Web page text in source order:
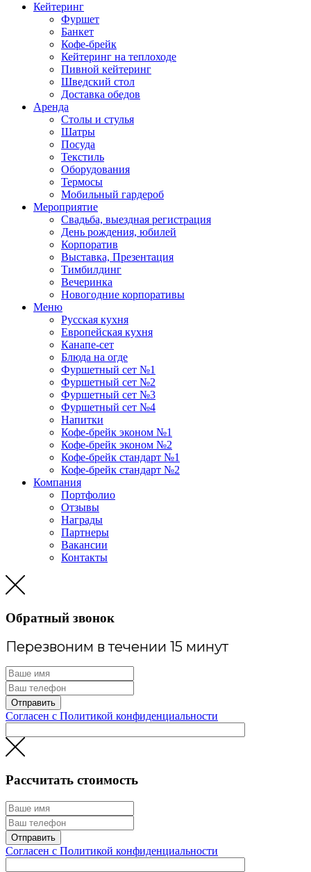
Кейтеринг
Фуршет
Банкет
Кофе-брейк
Кейтеринг на теплоходе
Пивной кейтеринг
Шведский стол
Доставка обедов
Аренда
Столы и стулья
Шатры
Посуда
Текстиль
Оборудования
Термосы
Мобильный гардероб
Мероприятие
Свадьба, выездная регистрация
День рождения, юбилей
Корпоратив
Выставка, Презентация
Тимбилдинг
Вечеринка
Новогодние корпоративы
Меню
Русская кухня
Европейская кухня
Канапе-сет
Блюда на огде
Фуршетный сет №1
Фуршетный сет №2
Фуршетный сет №3
Фуршетный сет №4
Напитки
Кофе-брейк эконом №1
Кофе-брейк эконом №2
Кофе-брейк стандарт №1
Кофе-брейк стандарт №2
Компания
Портфолио
Отзывы
Награды
Партнеры
Вакансии
Контакты
Обратный звонок
Перезвоним в течении 15 минут
Согласен с Политикой конфиденциальности
Рассчитать стоимость
Согласен с Политикой конфиденциальности